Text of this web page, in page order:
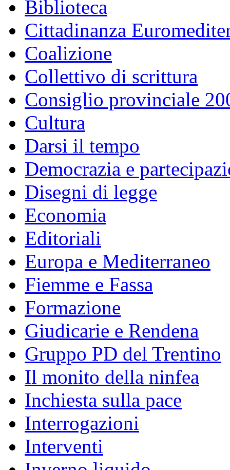
Biblioteca
Cittadinanza
Coalizione
Collettivo di scrittura
Consiglio provinciale
Cultura
Darsi il tempo
Democrazia e
Disegni di legge
Economia
Editoriali
Europa e Mediterraneo
Fiemme e Fassa
Formazione
Giudicarie e Rendena
Gruppo PD del Trentino
Il monito della ninfea
Inchiesta sulla pace
Interrogazioni
Interventi